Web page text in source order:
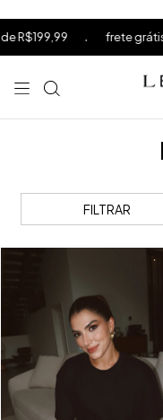
primeira compra usando o
FILTRAR